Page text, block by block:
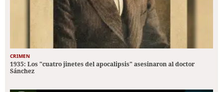
CRIMEN
1935: Los "cuatro jinetes del apocalipsis" asesinaron al doctor
Sánchez